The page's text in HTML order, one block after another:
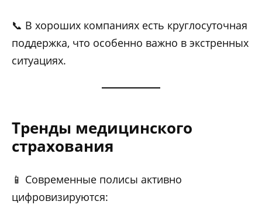
📞 В хороших компаниях есть круглосуточная
поддержка, что особенно важно в экстренных
ситуациях.
Тренды медицинского
страхования
📱 Современные полисы активно
цифровизируются: